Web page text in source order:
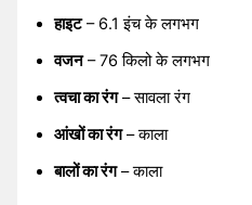
हाइट– 6.1 इंच के लगभग
वजन– 76 किलो के लगभग
त्वचा का रंग– सावला रंग
आंखों का रंग– काला
बालों का रंग– काला